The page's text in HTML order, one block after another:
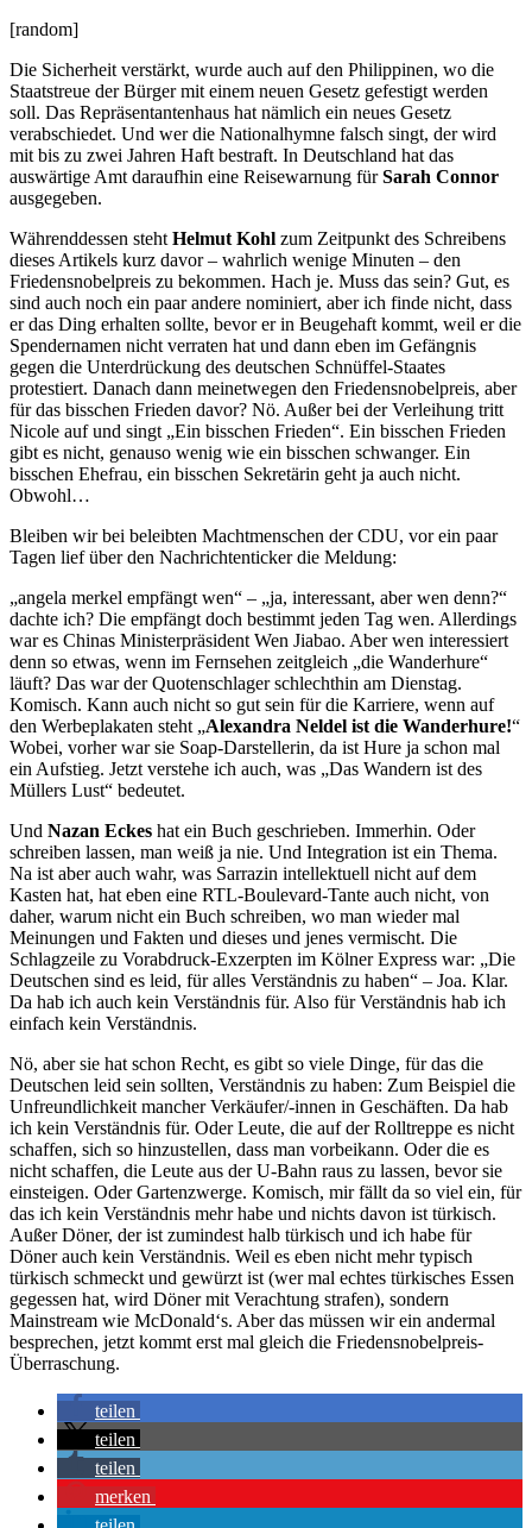
[random]
Die Sicherheit verstärkt, wurde auch auf den Philippinen, wo die
Staatstreue der Bürger mit einem neuen Gesetz gefestigt werden
soll. Das Repräsentantenhaus hat nämlich ein neues Gesetz
verabschiedet. Und wer die Nationalhymne falsch singt, der wird
mit bis zu zwei Jahren Haft bestraft. In Deutschland hat das
auswärtige Amt daraufhin eine Reisewarnung fürSarah Connor
ausgegeben.
Währenddessen steht Helmut Kohl zum Zeitpunkt des Schreibens
dieses Artikels kurz davor – wahrlich wenige Minuten – den
Friedensnobelpreis zu bekommen. Hach je. Muss das sein? Gut, es
sind auch noch ein paar andere nominiert, aber ich finde nicht, dass
er das Ding erhalten sollte, bevor er in Beugehaft kommt, weil er die
Spendernamen nicht verraten hat und dann eben im Gefängnis
gegen die Unterdrückung des deutschen Schnüffel-Staates
protestiert. Danach dann meinetwegen den Friedensnobelpreis, aber
für das bisschen Frieden davor? Nö. Außer bei der Verleihung tritt
Nicole auf und singt „Ein bisschen Frieden“. Ein bisschen Frieden
gibt es nicht, genauso wenig wie ein bisschen schwanger. Ein
bisschen Ehefrau, ein bisschen Sekretärin geht ja auch nicht.
Obwohl…
Bleiben wir bei beleibten Machtmenschen der CDU, vor ein paar
Tagen lief über den Nachrichtenticker die Meldung:
„angela merkel empfängt wen“ – „ja, interessant, aber wen denn?“
dachte ich? Die empfängt doch bestimmt jeden Tag wen. Allerdings
war es Chinas Ministerpräsident Wen Jiabao. Aber wen interessiert
denn so etwas, wenn im Fernsehen zeitgleich „die Wanderhure“
läuft? Das war der Quotenschlager schlechthin am Dienstag.
Komisch. Kann auch nicht so gut sein für die Karriere, wenn auf
den Werbeplakaten steht „Alexandra Neldel ist die Wanderhure!“
Wobei, vorher war sie Soap-Darstellerin, da ist Hure ja schon mal
ein Aufstieg. Jetzt verstehe ich auch, was „Das Wandern ist des
Müllers Lust“ bedeutet.
Und Nazan Eckes hat ein Buch geschrieben. Immerhin. Oder
schreiben lassen, man weiß ja nie. Und Integration ist ein Thema.
Na ist aber auch wahr, was Sarrazin intellektuell nicht auf dem
Kasten hat, hat eben eine RTL-Boulevard-Tante auch nicht, von
daher, warum nicht ein Buch schreiben, wo man wieder mal
Meinungen und Fakten und dieses und jenes vermischt. Die
Schlagzeile zu Vorabdruck-Exzerpten im Kölner Express war: „Die
Deutschen sind es leid, für alles Verständnis zu haben“ – Joa. Klar.
Da hab ich auch kein Verständnis für. Also für Verständnis hab ich
einfach kein Verständnis.
Nö, aber sie hat schon Recht, es gibt so viele Dinge, für das die
Deutschen leid sein sollten, Verständnis zu haben: Zum Beispiel die
Unfreundlichkeit mancher Verkäufer/-innen in Geschäften. Da hab
ich kein Verständnis für. Oder Leute, die auf der Rolltreppe es nicht
schaffen, sich so hinzustellen, dass man vorbeikann. Oder die es
nicht schaffen, die Leute aus der U-Bahn raus zu lassen, bevor sie
einsteigen. Oder Gartenzwerge. Komisch, mir fällt da so viel ein, für
das ich kein Verständnis mehr habe und nichts davon ist türkisch.
Außer Döner, der ist zumindest halb türkisch und ich habe für
Döner auch kein Verständnis. Weil es eben nicht mehr typisch
türkisch schmeckt und gewürzt ist (wer mal echtes türkisches Essen
gegessen hat, wird Döner mit Verachtung strafen), sondern
Mainstream wie McDonald‘s. Aber das müssen wir ein andermal
besprechen, jetzt kommt erst mal gleich die Friedensnobelpreis-
Überraschung.
teilen
teilen
teilen
merken